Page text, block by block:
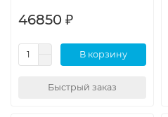
46850 ₽
В корзину
Быстрый заказ